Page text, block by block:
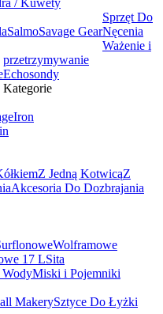
SalmoSavage Gear
Iron
Z Jedną KotwicąZ
Akcesoria Do Dozbrajania
Wolframowe
17 LSita
WodyMiski i Pojemniki
Sprzęt Do
Nęcenia
MakerySztyce Do Łyżki
Ważenie i
przetrzymywanie
Echosondy
Kategorie